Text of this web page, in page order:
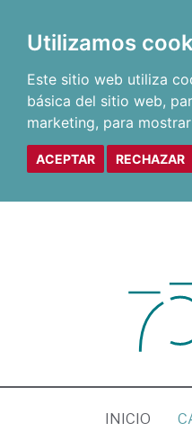
Utilizamos
Este sitio web utiliza
básica del sitio web,
marketing, para
ACEPTAR RECHAZAR
INICIO